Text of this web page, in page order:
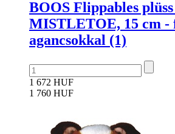
BOOS Flippables
MISTLETOE, 15 cm -
agancsokkal (1)
1 672 HUF
1 760 HUF